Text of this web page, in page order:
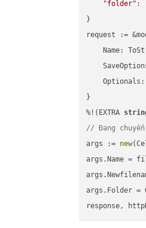
"folder" :
}
request :=
Name:
}
%!(EXTRA
// Đang chuyển
args := new
args.Name =
args.Folder =